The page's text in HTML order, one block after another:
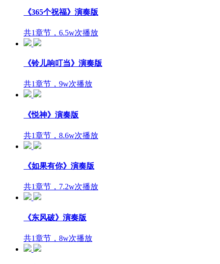
《365个祝福》演奏版
共1章节，6.5w次播放
《铃儿响叮当》演奏版
共1章节，9w次播放
《悦神》演奏版
共1章节，8.6w次播放
《如果有你》演奏版
共1章节，7.2w次播放
《东风破》演奏版
共1章节，8w次播放